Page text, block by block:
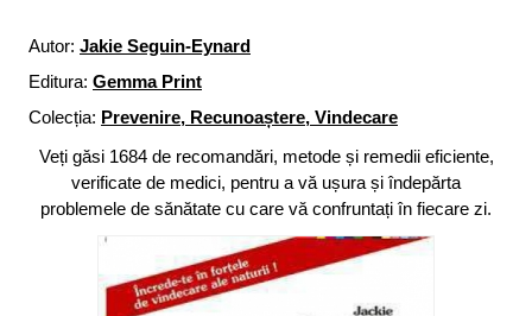
Autor: Jakie Seguin-Eynard
Editura: Gemma Print
Colecția: Prevenire, Recunoaștere, Vindecare
Veți găsi 1684 de recomandări, metode și remedii eficiente,
verificate de medici, pentru a vă ușura și îndepărta
problemele de sănătate cu care vă confruntați în fiecare zi.